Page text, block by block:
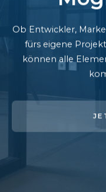
Ob Entwickler,
fürs eigene
können alle